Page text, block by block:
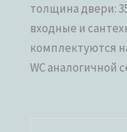
толщина двери:
входные и
комплектуются
WC аналогичной